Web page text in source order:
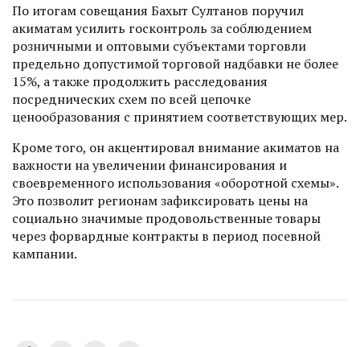
По итогам совещания Бахыт Султанов поручил
акиматам усилить госконтроль за соблюдением
розничными и оптовыми субъектами торговли
предельно допустимой торговой надбавки не более
15%, а также продолжить расследования
посреднических схем по всей цепочке
ценообразования с принятием соответствующих мер.
Кроме того, он акцентировал внимание акиматов на
важности на увеличении финансирования и
своевременного использования «оборотной схемы».
Это позволит регионам зафиксировать цены на
социально значимые продовольственные товары
через форвардные контракты в период посевной
кампании.